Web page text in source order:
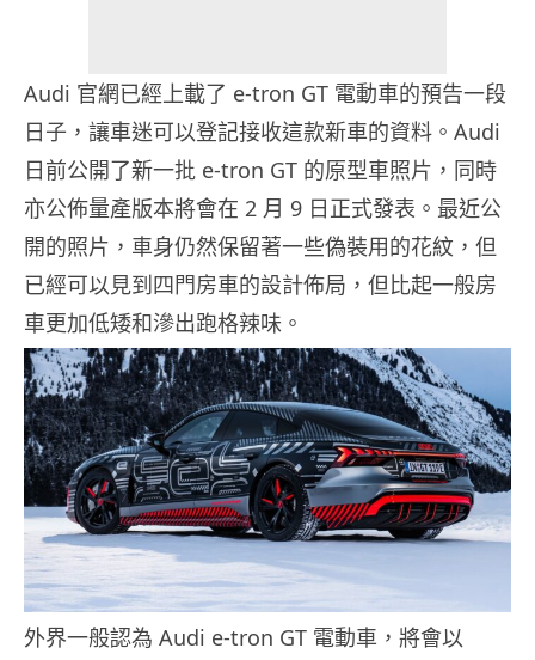
Audi 官網已經上載了 e-tron GT 電動車的預告一段
日子，讓車迷可以登記接收這款新車的資料。Audi
日前公開了新一批 e-tron GT 的原型車照片，同時
亦公佈量產版本將會在 2 月 9 日正式發表。最近公
開的照片，車身仍然保留著一些偽裝用的花紋，但
已經可以見到四門房車的設計佈局，但比起一般房
車更加低矮和滲出跑格辣味。
外界一般認為 Audi e-tron GT 電動車，將會以